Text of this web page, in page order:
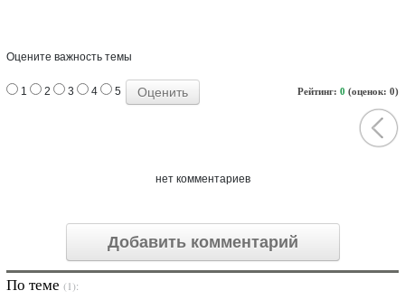
Оцените важность темы
Рейтинг: 0 (оценок: 0)
1 2 3 4 5
нет комментариев
Добавить комментарий
По теме (1):